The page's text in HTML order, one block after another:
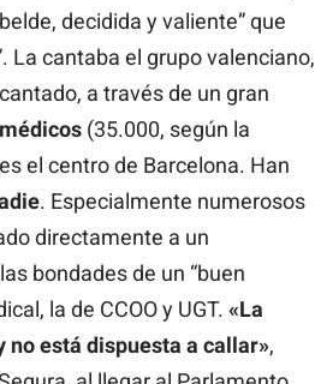
decidida y valiente” que
La cantaba el grupo valenciano,
a través de un gran
(35.000, según la
el centro de Barcelona. Han
. Especialmente numerosos
directamente a un
bondades de un “buen
la de CCOO y UGT. «La
no está dispuesta a callar»,